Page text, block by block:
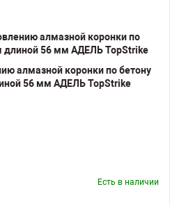
алмазной коронки по бетону
56 мм АДЕЛЬ TopStrike
Есть в наличии